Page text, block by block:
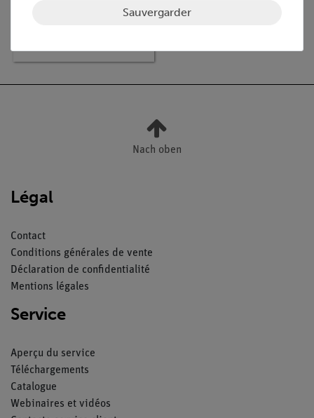
sélective de gaz pour
l'éthanol 0 ... 3 %
Nach oben
Légal
Contact
Conditions générales de vente
Déclaration de confidentialité
Mentions légales
Service
Aperçu du service
Téléchargements
Catalogue
Webinaires et vidéos
Sauvergarder